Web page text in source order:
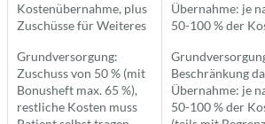
Kostenübernahme, plus
Zuschüsse für Weiteres
Übernahme: je
50-100 % der
Grundversorgung:
Zuschuss von 50 % (mit
Bonusheft max. 65 %),
restliche Kosten muss
Beschränkung
Übernahme: je
50-100 % der